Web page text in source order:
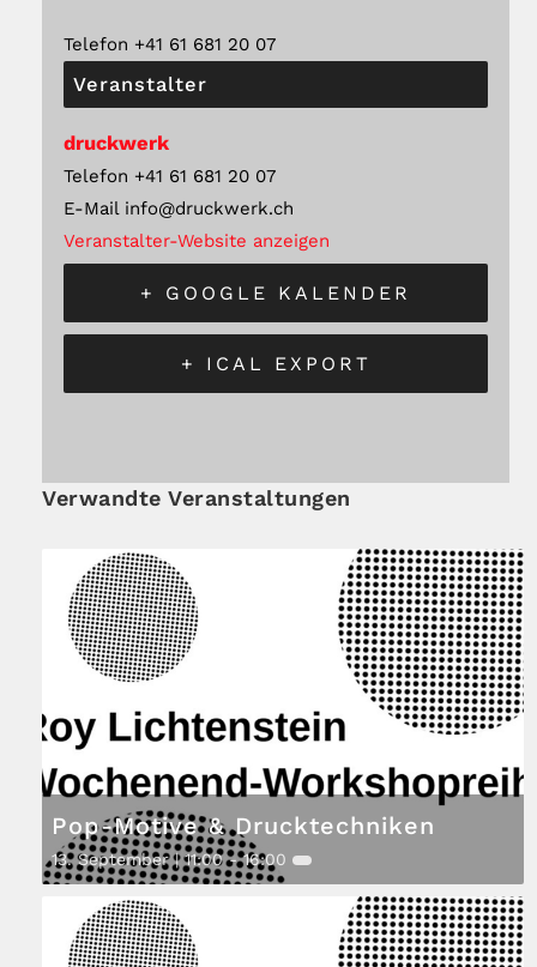
Telefon +41 61 681 20 07
Veranstalter
druckwerk
Telefon +41 61 681 20 07
E-Mail info@druckwerk.ch
Veranstalter-Website anzeigen
+ GOOGLE KALENDER
+ ICAL EXPORT
Verwandte Veranstaltungen
Pop-Motive & Drucktechniken
13. September | 11:00-16:00